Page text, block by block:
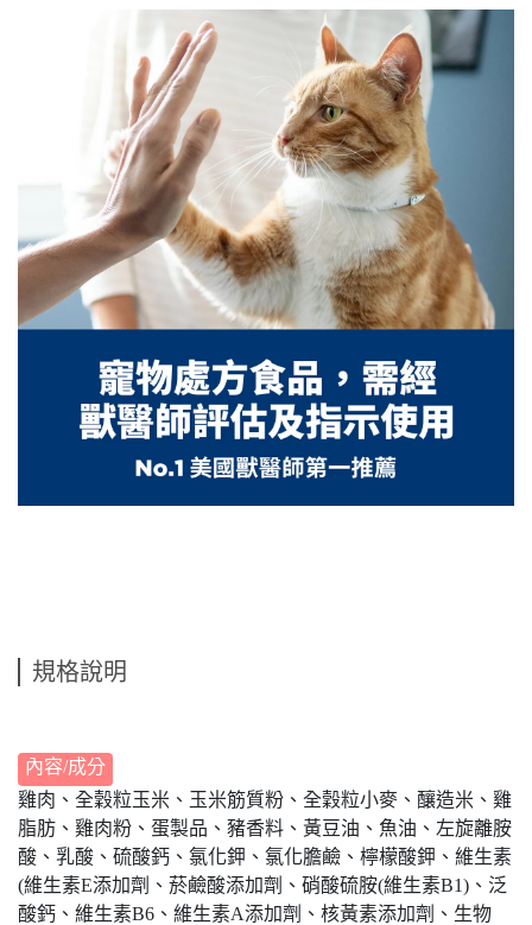
規格說明
內容/成分
雞肉、全穀粒玉米、玉米筋質粉、全穀粒小麥、釀造米、雞
脂肪、雞肉粉、蛋製品、豬香料、黃豆油、魚油、左旋離胺
酸、乳酸、硫酸鈣、氯化鉀、氯化膽鹼、檸檬酸鉀、維生素
(維生素E添加劑、菸鹼酸添加劑、硝酸硫胺(維生素B1)、泛
酸鈣、維生素B6、維生素A添加劑、核黃素添加劑、生物